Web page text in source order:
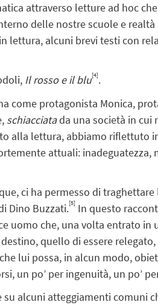
attraverso letture ad hoc
delle nostre scuole e
lettura, alcuni brevi testi con
Il rosso e il blu[4].
come protagonista Monica,
schiacciatada una società in cui
alla lettura, abbiamo riflettuto
attuali:
ci ha permesso di
Dino Buzzati.[5] In questo
uomo che, una volta entrato in
quello di essere
lui possa, in alcun modo,
un po’ per ingenuità, un po’
alcuni atteggiamenti comuni